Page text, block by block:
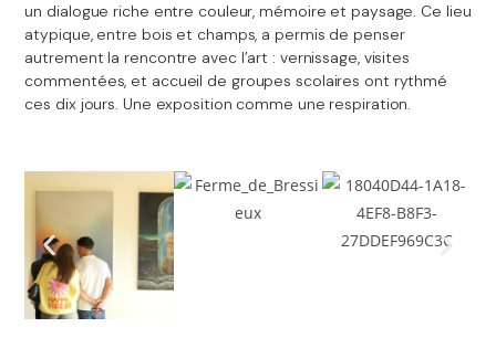
un dialogue riche entre couleur, mémoire et paysage. Ce lieu
atypique, entre bois et champs, a permis de penser
autrement la rencontre avec l’art : vernissage, visites
commentées, et accueil de groupes scolaires ont rythmé
ces dix jours. Une exposition comme une respiration.